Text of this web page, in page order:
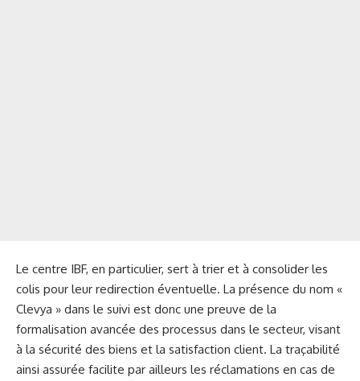
Le centre IBF, en particulier, sert à trier et à consolider les
colis pour leur redirection éventuelle. La présence du nom «
Clevya » dans le suivi est donc une preuve de la
formalisation avancée des processus dans le secteur, visant
à la sécurité des biens et la satisfaction client. La traçabilité
ainsi assurée facilite par ailleurs les réclamations en cas de